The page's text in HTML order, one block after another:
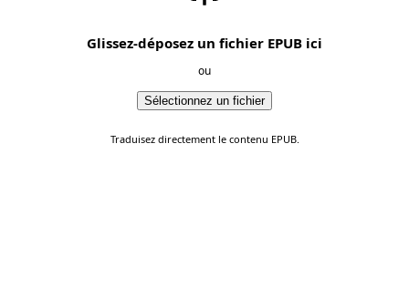
Glissez-déposez un fichier EPUB ici
ou
Sélectionnez un fichier
Traduisez directement le contenu EPUB.